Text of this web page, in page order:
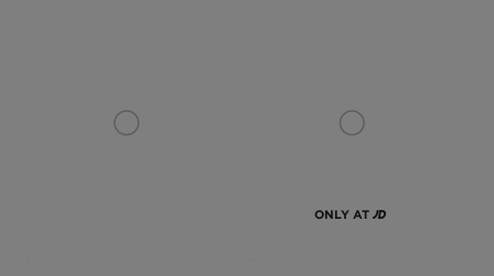
ONLY AT